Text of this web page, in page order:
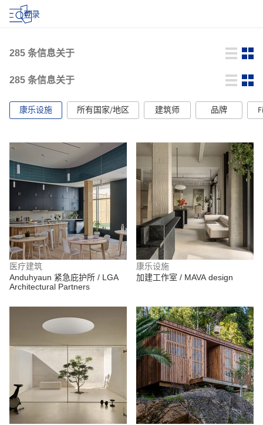
登录
285 条信息关于
285 条信息关于
康乐设施 所有国家/地区 建筑师 品牌
医疗建筑
Anduhyaun 紧急庇护所 / LGA
Architectural Partners
康乐设施
加建工作室 / MAVA design